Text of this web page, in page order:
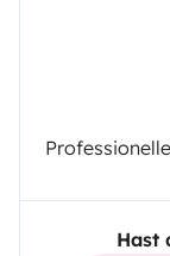
Hast